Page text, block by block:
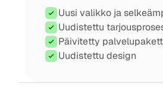
Uusi valikko ja
Uudistettu
Päivitetty
Uudistettu design